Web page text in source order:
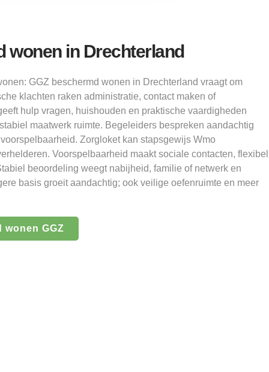
wonen in Drechterland
GGZ beschermd wonen in Drechterland vraagt om
klachten raken administratie, contact maken of
hulp vragen, huishouden en praktische vaardigheden
maatwerk ruimte. Begeleiders bespreken aandachtig
Zorgloket kan stapsgewijs Wmo
Voorspelbaarheid maakt sociale contacten, flexibel
beoordeling weegt nabijheid, familie of netwerk en
basis groeit aandachtig; ook veilige oefenruimte en meer
wonen GGZ